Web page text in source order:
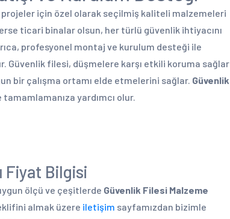
projeler için özel olarak seçilmiş kaliteli malzemeleri
ticari binalar olsun, her türlü güvenlik ihtiyacını
profesyonel montaj ve kurulum desteği ile
Güvenlik filesi, düşmelere karşı etkili koruma sağlar
bir çalışma ortamı elde etmelerini sağlar. Güvenlik
yardımcı olur.
Fiyat Bilgisi
ölçü ve çeşitlerde Güvenlik Filesi Malzeme
almak üzere iletişim sayfamızdan bizimle